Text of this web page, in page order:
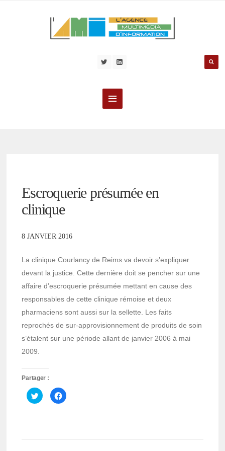
Escroquerie présumée en
clinique
8 JANVIER 2016
La clinique Courlancy de Reims va devoir s’expliquer
devant la justice. Cette dernière doit se pencher sur une
affaire d’escroquerie présumée mettant en cause des
responsables de cette clinique rémoise et deux
pharmaciens sont aussi sur la sellette. Les faits
reprochés de sur-approvisionnement de produits de soin
s’étalent sur une période allant de janvier 2006 à mai
2009.
Partager :
Cliquez
pour
partager
Cliquez
pour